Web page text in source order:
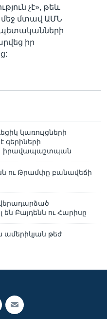
չէ», թեև
մտավ ԱՄՆ
իր
կառույցների
գերիների
իրավապաշտպան
ու Թրամփը բանավեճի
են Բայդենն ու Հարիսը
ամերիկյան թեժ